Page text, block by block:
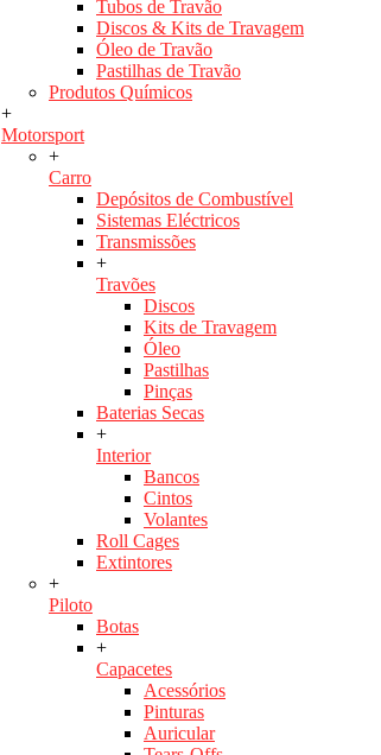
Tubos de Travão
Discos & Kits de Travagem
Óleo de Travão
Pastilhas de Travão
Produtos Químicos
+
Motorsport
+
Carro
Depósitos de Combustível
Sistemas Eléctricos
Transmissões
+
Travões
Discos
Kits de Travagem
Óleo
Pastilhas
Pinças
Baterias Secas
+
Interior
Bancos
Cintos
Volantes
Roll Cages
Extintores
+
Piloto
Botas
+
Capacetes
Acessórios
Pinturas
Auricular